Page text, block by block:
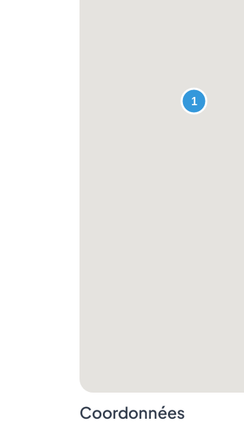
Coordonnées